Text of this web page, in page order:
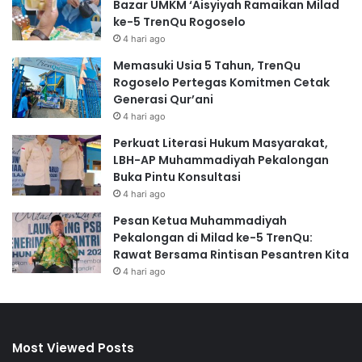
Bazar UMKM ‘Aisyiyah Ramaikan Milad
ke-5 TrenQu Rogoselo
4 hari ago
Memasuki Usia 5 Tahun, TrenQu
Rogoselo Pertegas Komitmen Cetak
Generasi Qur’ani
4 hari ago
Perkuat Literasi Hukum Masyarakat,
LBH-AP Muhammadiyah Pekalongan
Buka Pintu Konsultasi
4 hari ago
Pesan Ketua Muhammadiyah
Pekalongan di Milad ke-5 TrenQu:
Rawat Bersama Rintisan Pesantren Kita
4 hari ago
Most Viewed Posts